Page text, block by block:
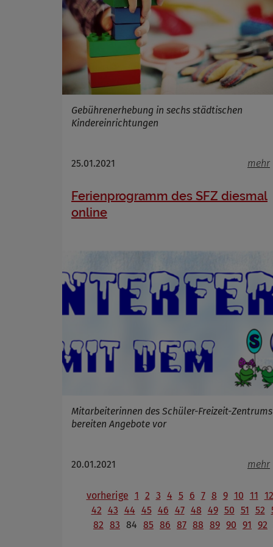
Gebührenerhebung in sechs städtischen
Kindereinrichtungen
25.01.2021 mehr
Ferienprogramm des SFZ diesmal
online
Mitarbeiterinnen des Schüler-Freizeit-Zentrums
bereiten Angebote vor
20.01.2021 mehr
vorherige 1 2 3 4 5 6 7 8 9 10 11 12
42 43 44 45 46 47 48 49 50 51 52
82 83 84 85 86 87 88 89 90 91 92